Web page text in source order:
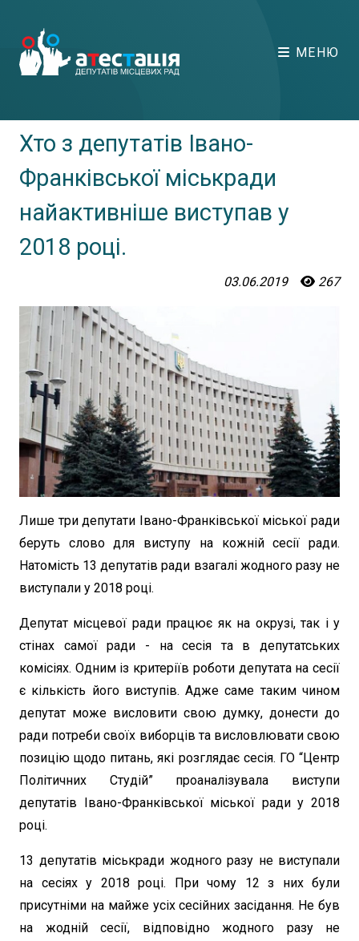
МЕНЮ
Хто з депутатів Івано-
Франківської міськради
найактивніше виступав у
2018 році.
03.06.2019 267
Лише три депутати Івано-Франківської міської ради
беруть слово для виступу на кожній сесії ради.
Натомість 13 депутатів ради взагалі жодного разу не
виступали у 2018 році.
Депутат місцевої ради працює як на окрузі, так і у
стінах самої ради - на сесія та в депутатських
комісіях. Одним із критеріїв роботи депутата на сесії
є кількість його виступів. Адже саме таким чином
депутат може висловити свою думку, донести до
ради потреби своїх виборців та висловлювати свою
позицію щодо питань, які розглядає сесія. ГО “Центр
Політичних Студій” проаналізувала виступи
депутатів Івано-Франківської міської ради у 2018
році.
13 депутатів міськради жодного разу не виступали
на сесіях у 2018 році. При чому 12 з них були
присутніми на майже усіх сесійних засідання. Не був
на жодній сесії, відповідно жодного разу не